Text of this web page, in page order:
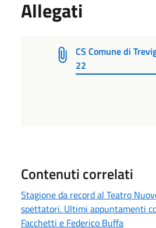
Allegati
CS Comune di
22
Contenuti correlati
Stagione da record al Teatro
spettatori. Ultimi appuntamenti
Facchetti e Federico Buffa